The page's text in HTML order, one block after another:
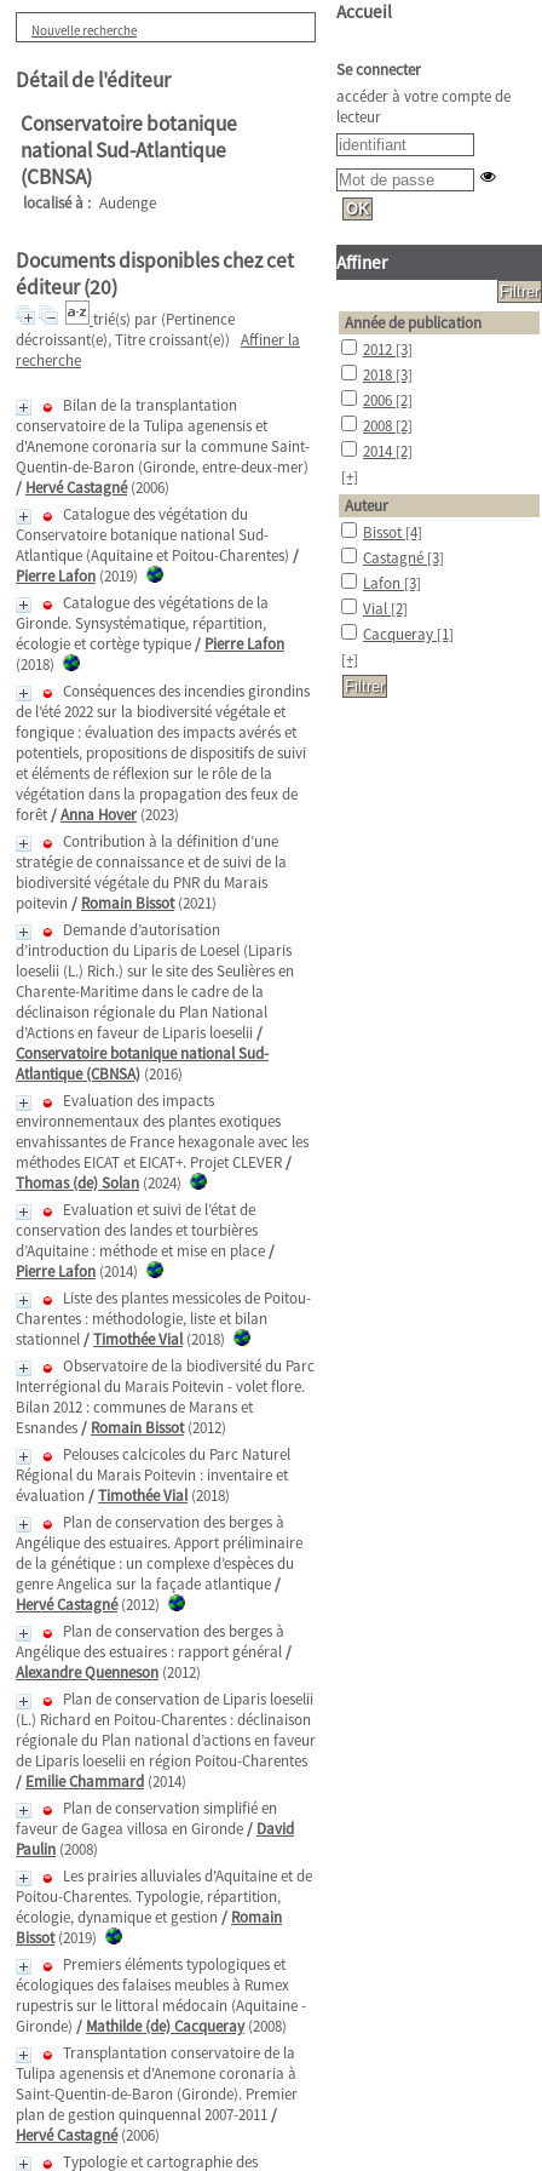
Nouvelle recherche
Détail de l'éditeur
Conservatoire botanique
national Sud-Atlantique
(CBNSA)
localisé à : Audenge
Documents disponibles chez cet
éditeur (20)
trié(s) par (Pertinence
décroissant(e), Titre croissant(e)) Affiner la
recherche
Bilan de la transplantation
conservatoire de la Tulipa agenensis et
d'Anemone coronaria sur la commune Saint-
Quentin-de-Baron (Gironde, entre-deux-mer)
/ Hervé Castagné(2006)
Catalogue des végétation du
Conservatoire botanique national Sud-
Atlantique (Aquitaine et Poitou-Charentes) /
Pierre Lafon (2019)
Catalogue des végétations de la
Gironde. Synsystématique, répartition,
écologie et cortège typique/ Pierre Lafon
(2018)
Conséquences des incendies girondins
de l’été 2022 sur la biodiversité végétale et
fongique : évaluation des impacts avérés et
potentiels, propositions de dispositifs de suivi
et éléments de réflexion sur le rôle de la
végétation dans la propagation des feux de
forêt/Anna Hover (2023)
Contribution à la définition d’une
stratégie de connaissance et de suivi de la
biodiversité végétale du PNR du Marais
poitevin / Romain Bissot(2021)
Demande d’autorisation
d’introduction du Liparis de Loesel (Liparis
loeselii (L.) Rich.) sur le site des Seulières en
Charente-Maritime dans le cadre de la
déclinaison régionale du Plan National
d’Actions en faveur de Liparis loeselii/
Conservatoire botanique national Sud-
Atlantique (CBNSA) (2016)
Evaluation des impacts
environnementaux des plantes exotiques
envahissantes de France hexagonale avec les
méthodes EICAT et EICAT+. Projet CLEVER/
Thomas (de) Solan (2024)
Evaluation et suivi de l’état de
conservation des landes et tourbières
d’Aquitaine : méthode et mise en place/
Pierre Lafon (2014)
Liste des plantes messicoles de Poitou-
Charentes : méthodologie, liste et bilan
stationnel/Timothée Vial(2018)
Observatoire de la biodiversité du Parc
Interrégional du Marais Poitevin - volet flore.
Bilan 2012 : communes de Marans et
Esnandes/ Romain Bissot(2012)
Pelouses calcicoles du Parc Naturel
Régional du Marais Poitevin : inventaire et
évaluation /Timothée Vial(2018)
Plan de conservation des berges à
Angélique des estuaires. Apport préliminaire
de la génétique : un complexe d’espèces du
genre Angelica sur la façade atlantique/
Hervé Castagné(2012)
Plan de conservation des berges à
Angélique des estuaires : rapport général/
Alexandre Quenneson (2012)
Plan de conservation de Liparis loeselii
(L.) Richard en Poitou-Charentes : déclinaison
régionale du Plan national d’actions en faveur
de Liparis loeselii en région Poitou-Charentes
/ Emilie Chammard (2014)
Plan de conservation simplifié en
faveur de Gagea villosa en Gironde/ David
Paulin (2008)
Les prairies alluviales d'Aquitaine et de
Poitou-Charentes. Typologie, répartition,
écologie, dynamique et gestion / Romain
Bissot(2019)
Premiers éléments typologiques et
écologiques des falaises meubles à Rumex
rupestris sur le littoral médocain (Aquitaine -
Gironde) / Mathilde (de) Cacqueray(2008)
Transplantation conservatoire de la
Tulipa agenensis et d'Anemone coronaria à
Saint-Quentin-de-Baron (Gironde). Premier
plan de gestion quinquennal 2007-2011/
Hervé Castagné(2006)
Typologie et cartographie des
Accueil
Se connecter
accéder à votre compte de
lecteur
Affiner
Année de publication
2012 [3]
2018 [3]
2006 [2]
2008 [2]
2014 [2]
[+]
Auteur
Bissot [4]
Castagné [3]
Lafon [3]
Vial [2]
Cacqueray [1]
[+]